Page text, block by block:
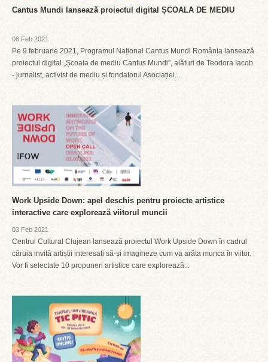
Cantus Mundi lansează proiectul digital ȘCOALA DE MEDIU
08 Feb 2021
Pe 9 februarie 2021, Programul Național Cantus Mundi România lansează
proiectul digital „Școala de mediu Cantus Mundi”, alături de Teodora Iacob
- jurnalist, activist de mediu și fondatorul Asociației...
Work Upside Down: apel deschis pentru proiecte artistice
interactive care explorează viitorul muncii
03 Feb 2021
Centrul Cultural Clujean lansează proiectul Work Upside Down în cadrul
căruia invită artiștii interesați să-și imagineze cum va arăta munca în viitor.
Vor fi selectate 10 propuneri artistice care explorează...